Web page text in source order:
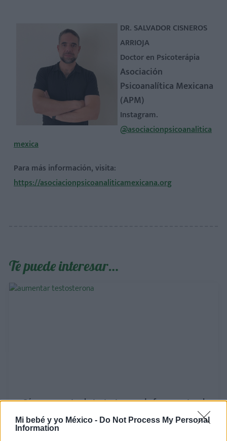
Mi bebé y yo México - Do Not Process My Personal
Information
DR. SALVADOR CISNEROS
ARRIOJA
Doctor en Psicoterápia
Asociación
Psicoanalítica Mexicana
(APM)
Instagram.
@asociacionpsicoanalitica
mexica
Para más información, visita:
https://asociacionpsicoanaliticamexicana.org
Te puede interesar…
Cómo aumentar la testosterona de forma natural
(y qué señales te indican que la necesitas)